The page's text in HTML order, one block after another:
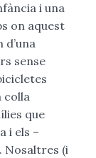
i una
on aquest
sense
colla
que
i els –
Nosaltres (i